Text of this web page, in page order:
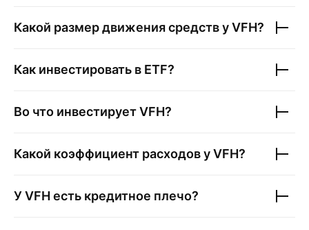
Какой размер движения средств уVFH?
Как инвестировать в ETF?
Во что инвестируетVFH?
Какой коэффициент расходов уVFH?
УVFH есть кредитное плечо?